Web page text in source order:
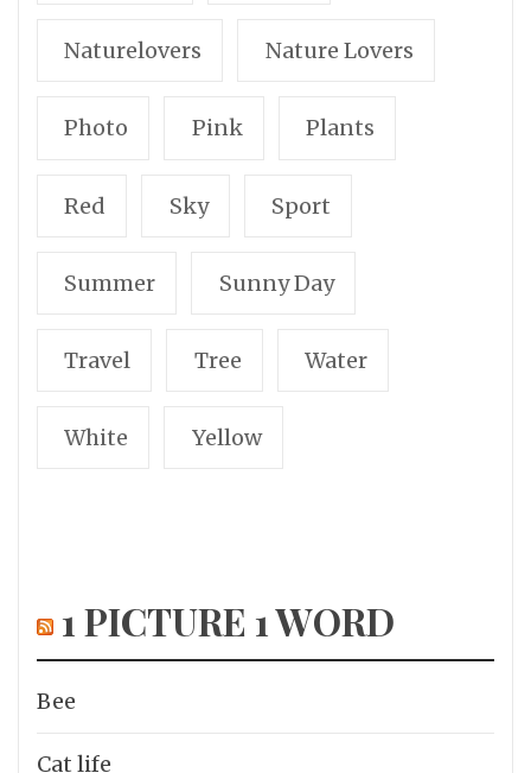
Naturelovers Nature Lovers
Photo Pink Plants
Red Sky Sport
Summer Sunny Day
Travel Tree Water
White Yellow
1 PICTURE 1 WORD
Bee
Cat life